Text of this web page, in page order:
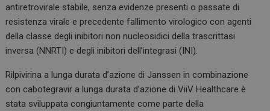
antiretrovirale stabile, senza evidenze presenti o passate di
resistenza virale e precedente fallimento virologico con agenti
della classe degli inibitori non nucleosidici della trascrittasi
inversa (NNRTI) e degli inibitori dell’integrasi (INI).
Rilpivirina a lunga durata d’azione di Janssen in combinazione
con cabotegravir a lunga durata d’azione di ViiV Healthcare è
stata sviluppata congiuntamente come parte della